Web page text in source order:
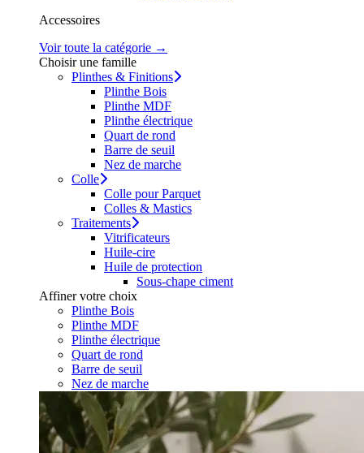
Accessoires
Voir toute la catégorie →
Choisir une famille
Plinthes & Finitions
Plinthe Bois
Plinthe MDF
Plinthe électrique
Quart de rond
Barre de seuil
Nez de marche
Colle
Colle pour Parquet
Colles & Mastics
Traitements
Vitrificateurs
Huile-cire
Huile de protection
Sous-chape ciment
Affiner votre choix
Plinthe Bois
Plinthe MDF
Plinthe électrique
Quart de rond
Barre de seuil
Nez de marche